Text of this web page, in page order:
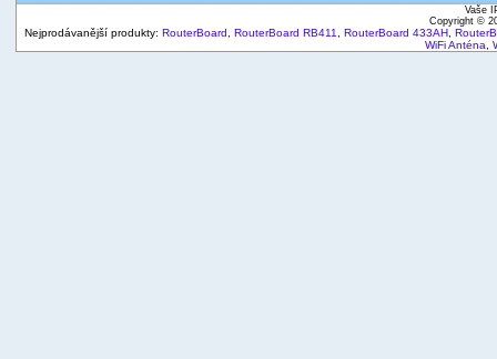
Vaše
Copyright ©
Nejprodávanější produkty: RouterBoard RouterBoard RB411 RouterBoard 433AH
WiFi Anténa